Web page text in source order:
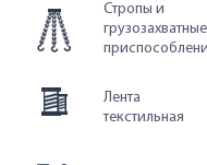
Стропы и
грузозахватные
Лента
текстильная